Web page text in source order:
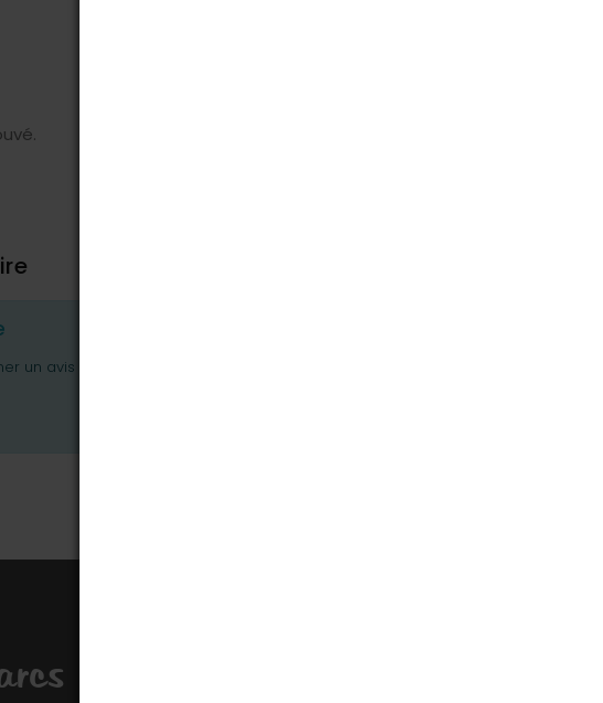
un avis ou poser des questions.
que vous connaissez